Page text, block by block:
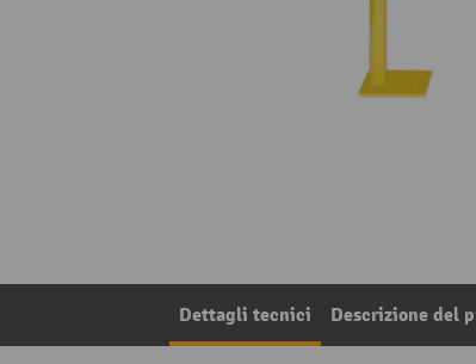
Dettagli tecnici Descrizione del